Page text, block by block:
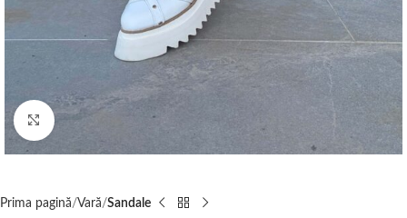
Click to enlarge
Prima pagină Vară Sandale